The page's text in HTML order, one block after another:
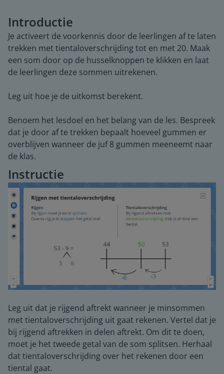
Introductie
Je activeert de voorkennis door de leerlingen af te laten
trekken met tientaloverschrijding tot en met 20. Maak
een som door op de husselknoppen te klikken en laat
de leerlingen deze sommen uitrekenen.
Leg uit hoe je de uitkomst berekent.
Benoem het lesdoel en het belang van de les. Bespreek
dat je door af te trekken bepaalt hoeveel gummen er
overblijven wanneer de juf 8 gummen meeneemt naar
de klas.
Instructie
Leg uit dat je rijgend aftrekt wanneer je minsommen
met tientaloverschrijding uit gaat rekenen. Vertel dat je
bij rijgend aftrekken in delen aftrekt. Om dit te doen,
moet je het tweede getal van de som splitsen. Herhaal
dat tientaloverschrijding over het rekenen door een
tiental gaat.